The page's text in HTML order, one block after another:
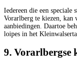
Iedereen die een
Vorarlberg te kiezen, kan
aanbiedingen. Daartoe
loipes in het
9. Vorarlbergse